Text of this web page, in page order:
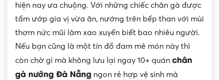
hiện nay ưa chuộng. Với những chiếc chân gà được
tẩm ướp gia vị vừa ăn, nướng trên bếp than với mùi
thơm nức mũi làm xao xuyến biết bao nhiêu người.
Nếu bạn cũng là một tín đồ đam mê món này thì
còn chờ gì mà không lưu lại ngay 10+ quán chân
gà nướng Đà Nẵng ngon rẻ hợp vệ sinh mà